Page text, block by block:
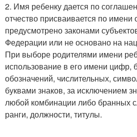
2. Имя ребенку дается по
отчество присваивается по имени
предусмотрено законами
Федерации или не основано на
При выборе родителями имени
использование в его имени цифр,
обозначений, числительных,
буквами знаков, за исключением
любой комбинации либо бранных
ранги, должности, титулы.